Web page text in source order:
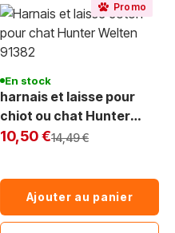
Promo
En stock
harnais et laisse pour
chiot ou chat Hunter
91382 Welpen coton
Exclu Web
10,50 €Prix normal
14,49 €
Ajouter au panier